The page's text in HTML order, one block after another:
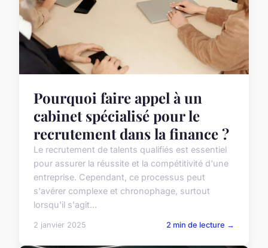
Pourquoi faire appel à un
cabinet spécialisé pour le
recrutement dans la finance ?
Le recrutement de talents qualifiés est essentiel
pour assurer la réussite et la compétitivité d'une
entreprise. Cependant, ce processus peut
s'avérer complexe et chronophage, surtout
lorsqu'il s'agit...
2 janvier 2025 2 min de lecture →